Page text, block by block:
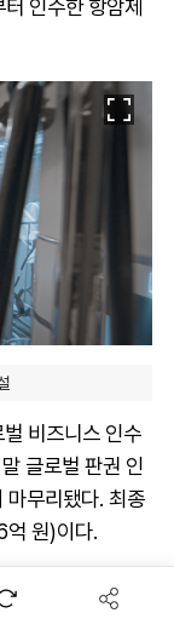
인수한 항암제
비즈니스 인수
글로벌 판권 인
마무리됐다. 최종
원)이다.
의한 방식에 따